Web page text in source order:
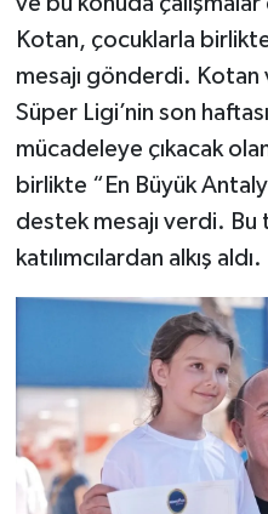
Kotan, çocuklarla
mesajı gönderdi. Kotan
Süper Ligi’nin son
mücadeleye çıkacak
birlikte “En Büyük
destek mesajı verdi.
katılımcılardan alkış aldı.